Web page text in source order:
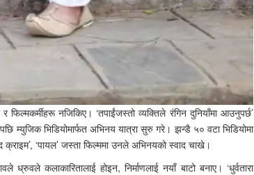
फिल्मकर्मीहरू नजिकिए। ‘तपाईंजस्तो व्यक्तिले रंगिन दुनियाँमा आउनुपर्छ’
म्युजिक भिडियोमार्फत अभिनय यात्रा सुरु गरे। झन्डै ५० वटा भिडियोमा
क्राइम’, ‘पायल’ जस्ता फिल्ममा उनले अभिनयको स्वाद चाखे।
कलाकारितालाई होइन, निर्माणलाई नयाँ बाटो बनाए। ‘धुर्वतारा